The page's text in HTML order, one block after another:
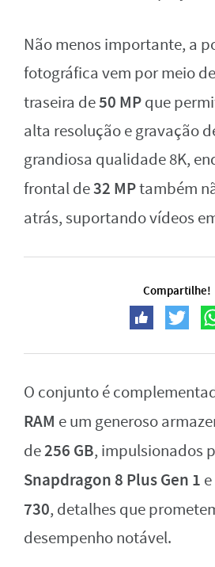
Não menos importante, a
fotográfica vem por meio
traseira de50 MPque
alta resolução e gravação
grandiosa qualidade 8K,
frontal de32 MPtambém
atrás, suportando vídeos
Compartilhe!
O conjunto é
RAM e um generoso
de256 GB, impulsionados
Snapdragon 8 Plus Gen 1
730, detalhes que
desempenho notável.